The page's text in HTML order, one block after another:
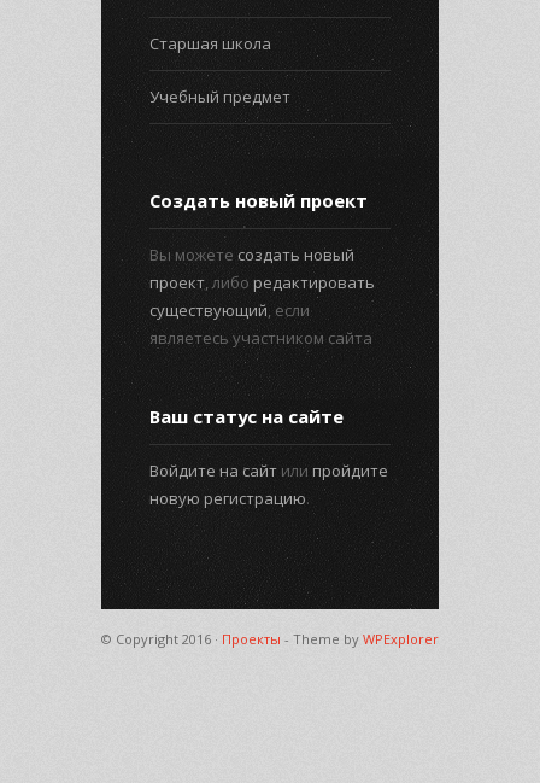
Старшая школа
Учебный предмет
Создать новый проект
Вы можете создать новый
проект, либо редактировать
существующий, если
являетесь участником сайта
Ваш статус на сайте
Войдите на сайт или пройдите
новую регистрацию.
© Copyright 2016 · Проекты - Theme by WPExplorer